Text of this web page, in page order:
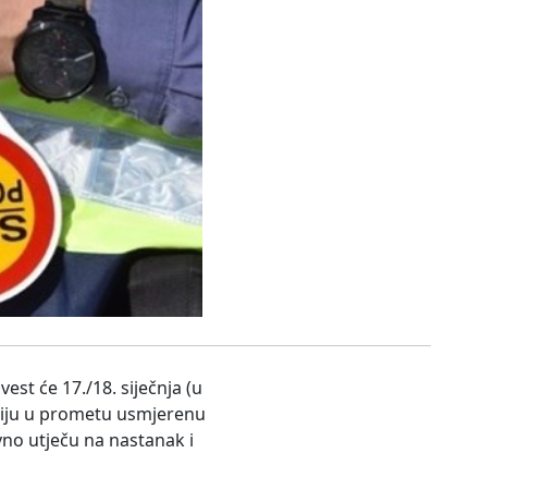
će 17./18. siječnja (u
u prometu usmjerenu
utječu na nastanak i